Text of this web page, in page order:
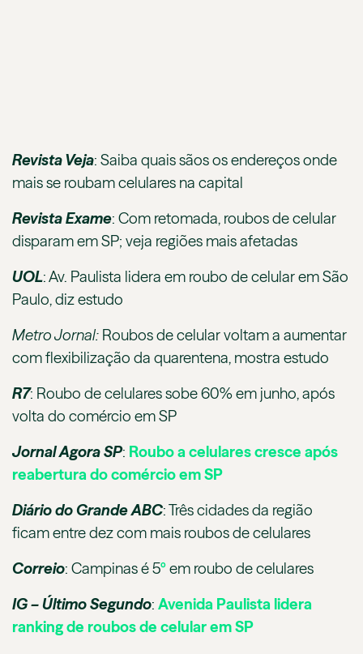
Revista Veja: Saiba quais sãos os endereços onde
mais se roubam celulares na capital
Revista Exame: Com retomada, roubos de celular
disparam em SP; veja regiões mais afetadas
UOL:Av. Paulista lidera em roubo de celular em São
Paulo, diz estudo
Metro Jornal: Roubos de celular voltam a aumentar
com flexibilização da quarentena, mostra estudo
R7: Roubo de celulares sobe 60% em junho, após
volta do comércio em SP
Jornal Agora SP: Roubo a celulares cresce após
reabertura do comércio em SP
Diário do Grande ABC:Três cidades da região
ficam entre dez com mais roubos de celulares
Correio: Campinas é 5ºem roubo de celulares
IG – Último Segundo: Avenida Paulista lidera
ranking de roubos de celular em SP